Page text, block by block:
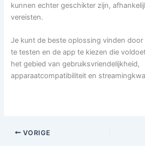
kunnen echter geschikter zijn,
vereisten.
Je kunt de beste oplossing vinden
te testen en de app te kiezen die
het gebied van gebruiksvriendelijkheid,
apparaatcompatibiliteit en
VORIGE